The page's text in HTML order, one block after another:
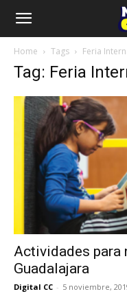
Home Tags Feria
Tag: Feria
Actividades para
Guadalajara
Digital CC - 5 noviembre,